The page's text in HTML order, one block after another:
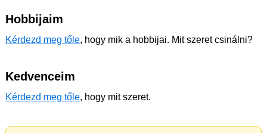
Hobbijaim
Kérdezd meg tőle, hogy mik a hobbijai. Mit szeret csinálni?
Kedvenceim
Kérdezd meg tőle, hogy mit szeret.